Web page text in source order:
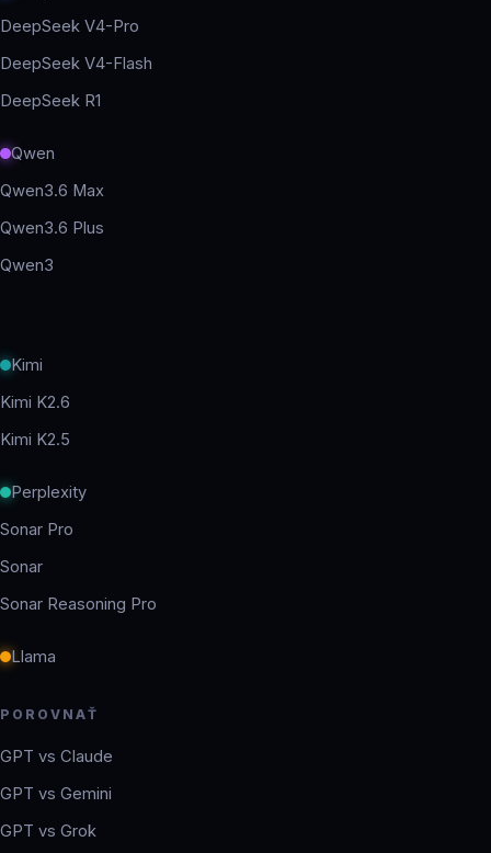
DeepSeek V4-Pro
DeepSeek V4-Flash
DeepSeek R1
Qwen
Qwen3.6 Max
Qwen3.6 Plus
Qwen3
Kimi
Kimi K2.6
Kimi K2.5
Perplexity
Sonar Pro
Sonar
Sonar Reasoning Pro
Llama
POROVNAŤ
GPT vs Claude
GPT vs Gemini
GPT vs Grok